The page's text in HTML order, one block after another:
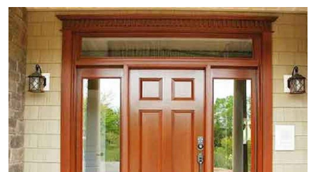
THEO TIẾN ĐỘ
VỪA KHAI TRƯƠNG
SẮP KHỞI CÔNG
ĐANG THI CÔNG